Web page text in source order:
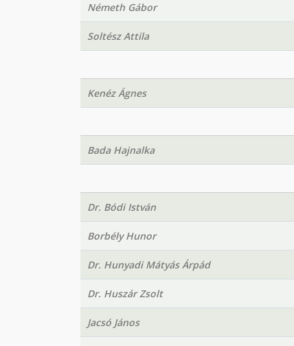
Németh Gábor
Soltész Attila
Kenéz Ágnes
Bada Hajnalka
Dr. Bódi István
Borbély Hunor
Dr. Hunyadi Mátyás Árpád
Dr. Huszár Zsolt
Jacsó János